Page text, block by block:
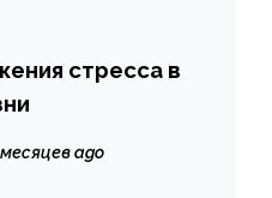
стресса в
месяцев ago